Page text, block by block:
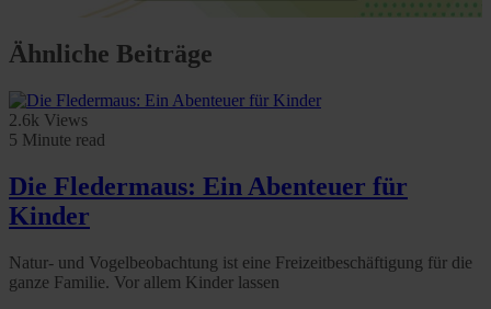
Ähnliche Beiträge
2.6k Views
5 Minute read
Die Fledermaus: Ein Abenteuer für
Kinder
Natur- und Vogelbeobachtung ist eine Freizeitbeschäftigung für die
ganze Familie. Vor allem Kinder lassen